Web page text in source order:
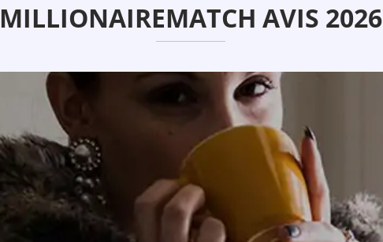
MILLIONAIREMATCH AVIS 2026